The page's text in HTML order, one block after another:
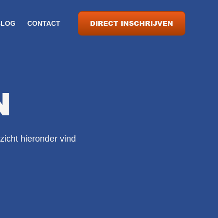
CONTACT DIRECT INSCHRIJVEN
hieronder vind